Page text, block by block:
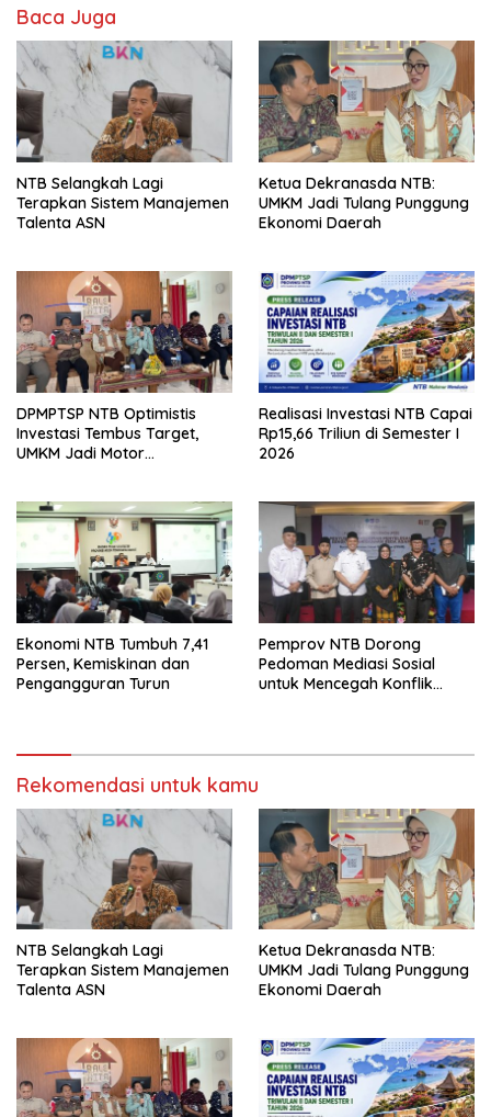
Baca Juga
NTB Selangkah Lagi
Terapkan Sistem Manajemen
Talenta ASN
Ketua Dekranasda NTB:
UMKM Jadi Tulang Punggung
Ekonomi Daerah
DPMPTSP NTB Optimistis
Investasi Tembus Target,
UMKM Jadi Motor
Realisasi Investasi NTB Capai
Rp15,66 Triliun di Semester I
2026
Ekonomi NTB Tumbuh 7,41
Persen, Kemiskinan dan
Pengangguran Turun
Pemprov NTB Dorong
Pedoman Mediasi Sosial
untuk Mencegah Konflik
Rekomendasi untuk kamu
NTB Selangkah Lagi
Terapkan Sistem Manajemen
Talenta ASN
Ketua Dekranasda NTB:
UMKM Jadi Tulang Punggung
Ekonomi Daerah